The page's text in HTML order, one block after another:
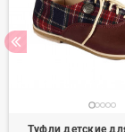
Туфли детские